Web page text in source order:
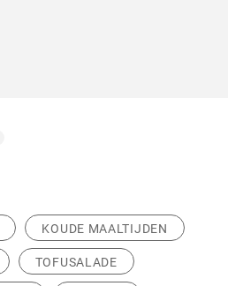
KOUDE MAALTIJDEN
TOFUSALADE